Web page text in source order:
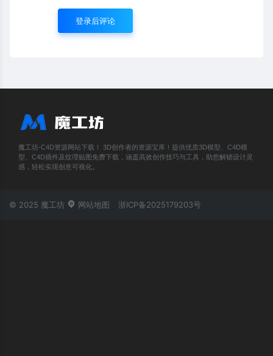
登录后评论
魔工坊-C4D资源网站下载！ 3D创作者的资源宝库！提供优质3D模型、C4D模
型、C4D插件及纹理贴图免费下载，涵盖高效创作技巧与工具，助您解锁设计灵
感，轻松实现创意可视化。
© 2025 魔工坊 网站地图 浙ICP备2025179203号